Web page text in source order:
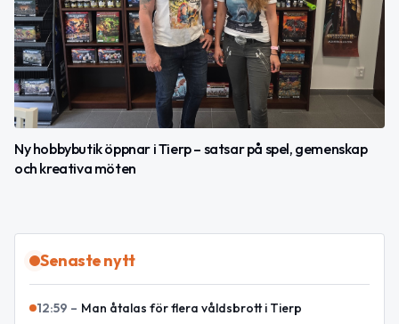
Ny hobbybutik öppnar i Tierp – satsar på spel, gemenskap
och kreativa möten
Senaste nytt
12:59 – Man åtalas för flera våldsbrott i Tierp